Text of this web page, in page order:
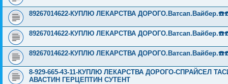
89267014622-КУПЛЮ ЛЕКАРСТВА
89267014622-КУПЛЮ ЛЕКАРСТВА
89267014622-КУПЛЮ ЛЕКАРСТВА
8-929-665-43-11-КУПЛЮ ЛЕКАРСТВА ДОРОГО-СПРАЙСЕЛ
АВАСТИН ГЕРЦЕПТИН СУТЕНТ